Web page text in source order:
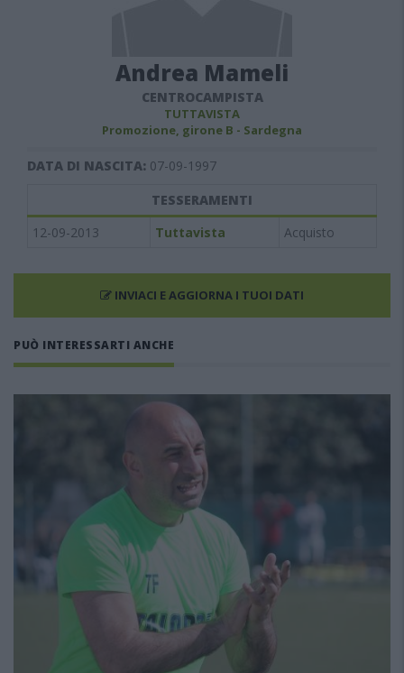
Andrea Mameli
CENTROCAMPISTA
TUTTAVISTA
Promozione, girone B - Sardegna
DATA DI NASCITA: 07-09-1997
TESSERAMENTI
12-09-2013
Tuttavista Acquisto
INVIACI E AGGIORNA I TUOI DATI
PUÒ INTERESSARTI ANCHE